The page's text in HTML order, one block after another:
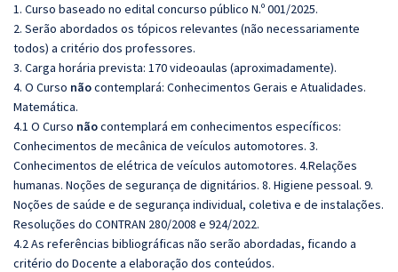
1. Curso baseado no edital concurso público N.º 001/2025.
2. Serão abordados os tópicos relevantes (não necessariamente
todos) a critério dos professores.
3. Carga horária prevista: 170 videoaulas (aproximadamente).
4. O Curso nãocontemplará: Conhecimentos Gerais e Atualidades.
Matemática.
4.1 O Curso nãocontemplará em conhecimentos específicos:
Conhecimentos de mecânica de veículos automotores. 3.
Conhecimentos de elétrica de veículos automotores. 4.Relações
humanas. Noções de segurança de dignitários. 8. Higiene pessoal. 9.
Noções de saúde e de segurança individual, coletiva e de instalações.
Resoluções do CONTRAN 280/2008 e 924/2022.
4.2 As referências bibliográficas não serão abordadas, ficando a
critério do Docente a elaboração dos conteúdos.